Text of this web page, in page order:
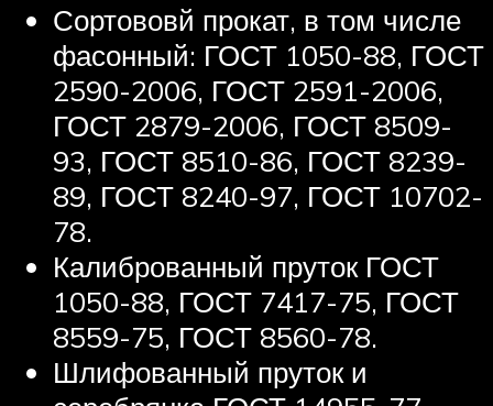
Сортововй прокат, в том числе
фасонный: ГОСТ 1050-88, ГОСТ
2590-2006, ГОСТ 2591-2006,
ГОСТ 2879-2006, ГОСТ 8509-
93, ГОСТ 8510-86, ГОСТ 8239-
89, ГОСТ 8240-97, ГОСТ 10702-
78.
Калиброванный пруток ГОСТ
1050-88, ГОСТ 7417-75, ГОСТ
8559-75, ГОСТ 8560-78.
Шлифованный пруток и